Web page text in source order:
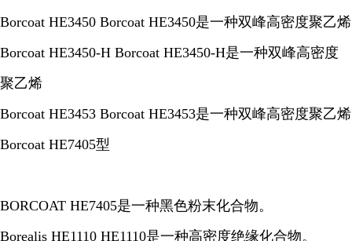
Borcoat HE3450 Borcoat HE3450是一种双峰高密度聚乙烯
Borcoat HE3450-H Borcoat HE3450-H是一种双峰高密度
聚乙烯
Borcoat HE3453 Borcoat HE3453是一种双峰高密度聚乙烯
Borcoat HE7405型
BORCOAT HE7405是一种黑色粉末化合物。
Borealis HE1110 HE1110是一种高密度绝缘化合物。